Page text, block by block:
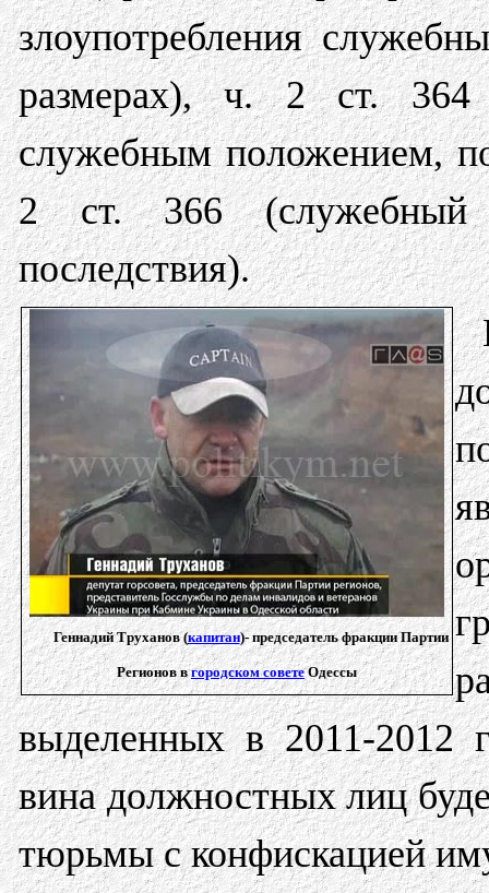
злоупотребления
размерах), ч. 2 ст. 364
служебным положением,
2 ст. 366 (служебный
последствия).
Геннадий Труханов (капитан)-председатель фракции Партии
Регионов вгородском советеОдессы
выделенных в 2011-2012
вина должностных лиц
тюрьмы с конфискацией